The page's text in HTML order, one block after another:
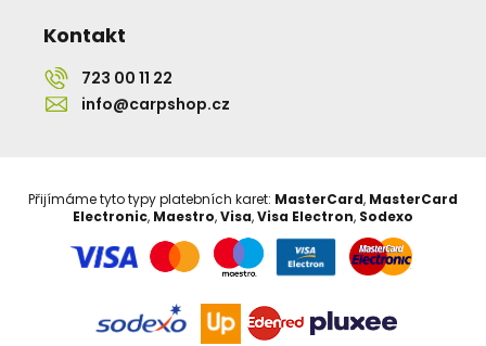
Kontakt
723 00 11 22
info@carpshop.cz
Přijímáme tyto typy platebních karet: MasterCard, MasterCard
Electronic, Maestro,Visa,Visa Electron, Sodexo